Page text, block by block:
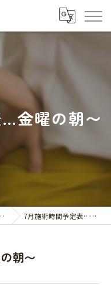
金曜の朝〜
7月施術時間予定表…金曜の朝〜
朝〜